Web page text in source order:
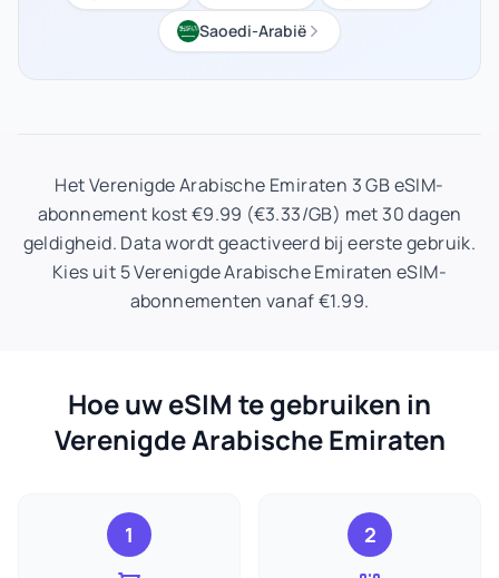
Saoedi-Arabië
Het Verenigde Arabische Emiraten 3 GB eSIM-
abonnement kost €9.99 (€3.33/GB) met 30 dagen
geldigheid. Data wordt geactiveerd bij eerste gebruik.
Kies uit 5 Verenigde Arabische Emiraten eSIM-
abonnementen vanaf €1.99.
Hoe uw eSIM te gebruiken in
Verenigde Arabische Emiraten
1 2